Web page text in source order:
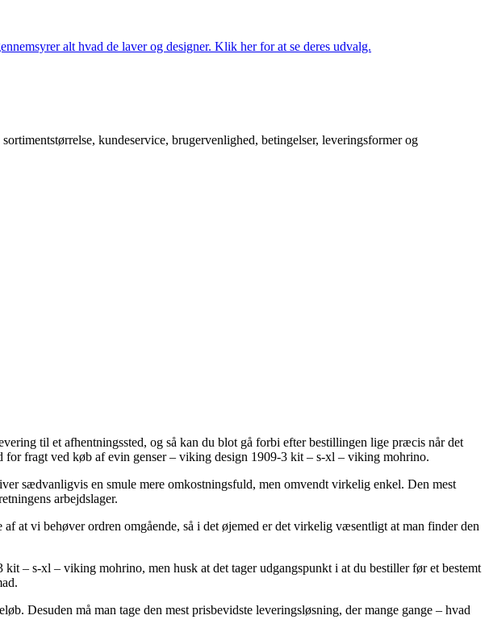
alt hvad de laver og designer. Klik her for at se deres udvalg.
kundeservice, brugervenlighed, betingelser, leveringsformer og
til et afhentningssted, og så kan du blot gå forbi efter bestillingen lige præcis når det
for fragt ved køb af evin genser – viking design 1909-3 kit – s-xl – viking mohrino.
sædvanligvis en smule mere omkostningsfuld, men omvendt virkelig enkel. Den mest
arbejdslager.
vi behøver ordren omgående, så i det øjemed er det virkelig væsentligt at man finder den
– s-xl – viking mohrino, men husk at det tager udgangspunkt i at du bestiller før et bestemt
Desuden må man tage den mest prisbevidste leveringsløsning, der mange gange – hvad